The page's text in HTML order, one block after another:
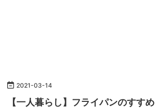
2021-03-14
【一人暮らし】フライパンのすすめ